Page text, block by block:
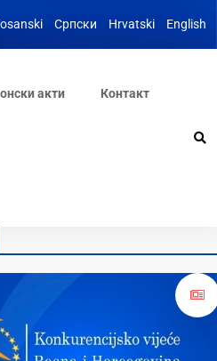
Српски Hrvatski English
акти Контакт